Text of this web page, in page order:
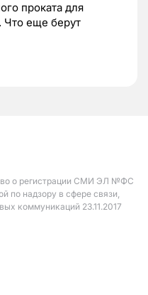
проката для
Что еще берут
о регистрации СМИ ЭЛ №ФС
по надзору в сфере связи,
коммуникаций 23.11.2017